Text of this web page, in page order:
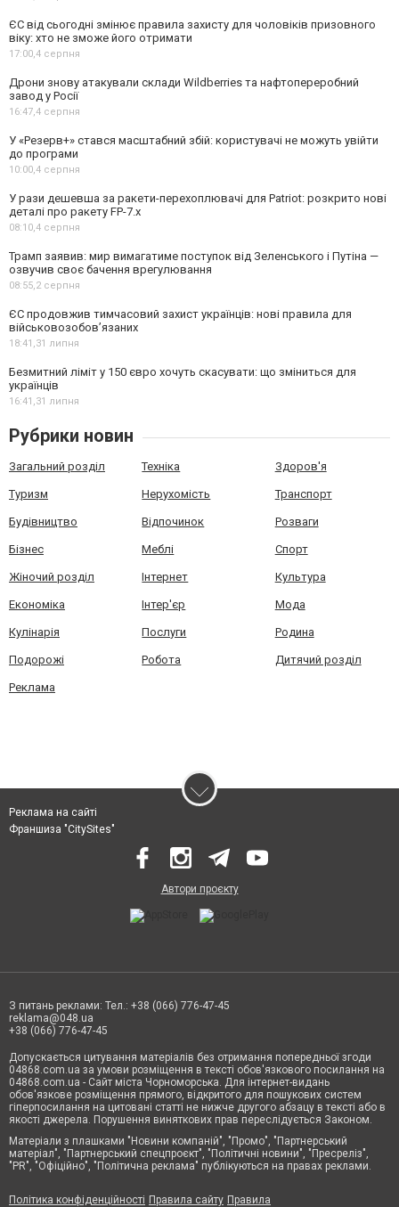
ЄС від сьогодні змінює правила захисту для чоловіків призовного
віку: хто не зможе його отримати
17:00,4 серпня
Дрони знову атакували склади Wildberries та нафтопереробний
завод у Росії
16:47,4 серпня
У «Резерв+» стався масштабний збій: користувачі не можуть увійти
до програми
10:00,4 серпня
У рази дешевша за ракети-перехоплювачі для Patriot: розкрито нові
деталі про ракету FP-7.x
08:10,4 серпня
Трамп заявив: мир вимагатиме поступок від Зеленського і Путіна —
озвучив своє бачення врегулювання
08:55,2 серпня
ЄС продовжив тимчасовий захист українців: нові правила для
військовозобов’язаних
18:41,31 липня
Безмитний ліміт у 150 євро хочуть скасувати: що зміниться для
українців
16:41,31 липня
Рубрики новин
Загальний розділ Техніка Здоров'я
Туризм Нерухомість Транспорт
Будівництво Відпочинок Розваги
Бізнес Меблі Спорт
Жіночий розділ Інтернет Культура
Економіка Інтер'єр Мода
Кулінарія Послуги Родина
Подорожі Робота Дитячий розділ
Реклама
Реклама на сайті
Франшиза "CitySites"
Автори проєкту
З питань реклами: Тел.: +38 (066) 776-47-45
reklama@048.ua
+38 (066) 776-47-45
Допускається цитування матеріалів без отримання попередньої згоди
04868.com.ua за умови розміщення в тексті обов'язкового посилання на
04868.com.ua - Сайт міста Чорноморська. Для інтернет-видань
обов'язкове розміщення прямого, відкритого для пошукових систем
гіперпосилання на цитовані статті не нижче другого абзацу в тексті або в
якості джерела. Порушення виняткових прав переслідується Законом.
Матеріали з плашками "Новини компаній", "Промо", "Партнерський
матеріал", "Партнерський спецпроєкт", "Політичні новини", "Пресреліз",
"PR", "Офіційно", "Політична реклама" публікуються на правах реклами.
Політика конфіденційності Правила сайту Правила